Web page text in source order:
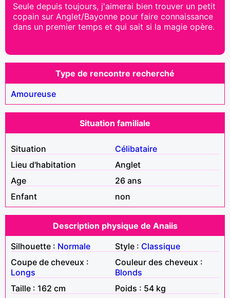
Seule depuis toujours, j'aimerai bien trouver un petit
copain sur Anglet/Bayonne pour faire connaissance
dans un premier temps et qui sait si la magie opère.
Type de rencontre recherché
Amoureuse
Situation familiale
Situation
Célibataire
Lieu d'habitation
Anglet
Age
26 ans
Enfant
non
Description physique de Anaiis
Silhouette : Normale Style : Classique
Coupe de cheveux :
Longs
Couleur des cheveux :
Blonds
Taille : 162 cm
Poids : 54 kg